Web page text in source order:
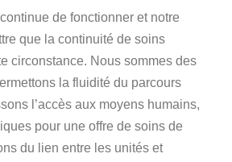
de fonctionner et notre
que la continuité de soins
circonstance. Nous sommes des
la fluidité du parcours
l’accès aux moyens humains,
pour une offre de soins de
du lien entre les unités et